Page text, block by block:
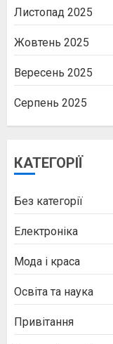
Листопад 2025
Жовтень 2025
Вересень 2025
Серпень 2025
КАТЕГОРІЇ
Без категорії
Електроніка
Мода і краса
Освіта та наука
Привітання